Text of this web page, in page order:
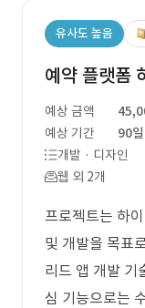
유사도 높음
예약 플랫폼
예상 금액
예상 기간
90일
개발 · 디자인
웹 외 2개
프로젝트는 하
및 개발을 목표
리드 앱 개발 기
심 기능으로는